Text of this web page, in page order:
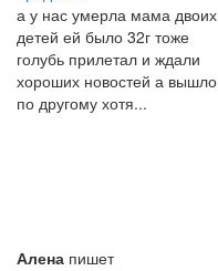
а у нас умерла мама двоих
детей ей было 32г тоже
голубь прилетал и ждали
хороших новостей а вышло
по другому хотя...
Алена пишет